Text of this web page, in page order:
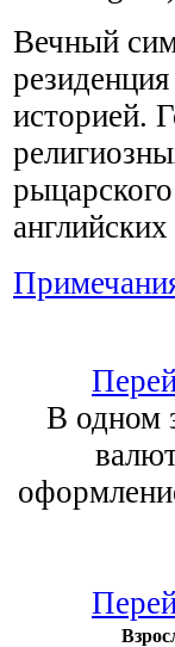
Вечный
историей.
В одном